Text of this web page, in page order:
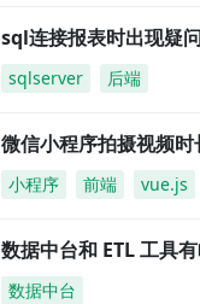
sql连接报表时出现疑
sqlserver 后端
微信小程序拍摄视频
小程序 前端 vue.js
数据中台和 ETL 工具
数据中台